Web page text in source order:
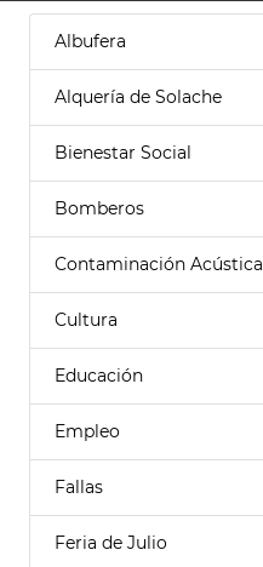
Albufera
Alquería de Solache
Bienestar Social
Bomberos
Contaminación Acústica
Cultura
Educación
Empleo
Fallas
Feria de Julio